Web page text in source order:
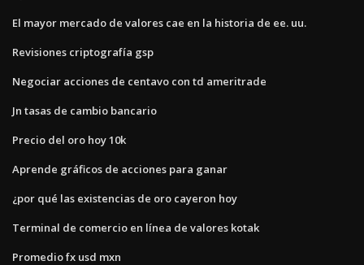
El mayor mercado de valores cae en la historia de ee. uu.
Revisiones criptografía gsp
Negociar acciones de centavo con td ameritrade
Jn tasas de cambio bancario
Precio del oro hoy 10k
Aprende gráficos de acciones para ganar
¿por qué las existencias de oro cayeron hoy
Terminal de comercio en línea de valores kotak
Promedio fx usd mxn